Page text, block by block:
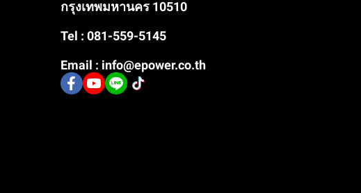
กรุงเทพมหานคร 10510
Tel : 081-559-5145
Email : info@epower.co.th